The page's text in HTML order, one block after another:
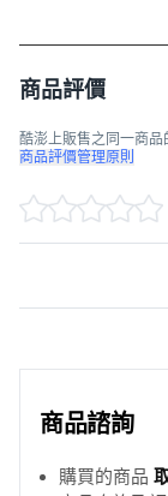
商品評價
酷澎上販售之同一商品
商品評價管理原則
商品諮詢
購買的商品